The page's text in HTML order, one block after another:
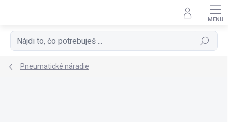
Hľadať
Pneumatické náradie